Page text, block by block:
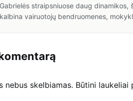
Gabrielės straipsniuose daug dinamikos,
kalbina vairuotojų bendruomenes,
nebus skelbiamas. Būtini laukeliai